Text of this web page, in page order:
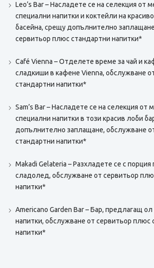
Leo’s Bar – Насладете се на селекция от
специални напитки и коктейли на
басейна, срещу допълнително
сервитьор плюс стандартни напитки*
Café Vienna – Отделете време за чай и
сладкиши в кафене Vienna, обслужване
стандартни напитки*
Sam’s Bar – Насладете се на селекция от
специални напитки в този красив лоби
допълнително заплащане, обслужване
стандартни напитки*
Makadi Gelateria – Разхладете се с порция
сладолед, обслужване от сервитьор
напитки*
Americano Garden Bar – Бар, предлагащ ол
напитки, обслужване от сервитьор плюс
напитки*